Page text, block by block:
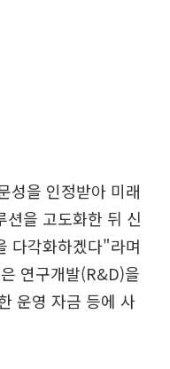
성을 인정받아 미래
션을 고도화한 뒤 신
다각화하겠다"라며
연구개발(R&D)을
운영 자금 등에 사